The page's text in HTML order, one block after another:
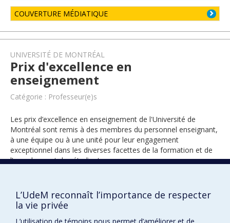
COUVERTURE MÉDIATIQUE
UNIVERSITÉ DE MONTRÉAL
Prix d'excellence en
enseignement
Catégorie : Professeur(e)s
Les prix d’excellence en enseignement de l'Université de
Montréal sont remis à des membres du personnel enseignant,
à une équipe ou à une unité pour leur engagement
exceptionnel dans les diverses facettes de la formation et de
l’encadrement des étudiants.
2007
L’UdeM reconnaît l’importance de respecter
la vie privée
L’utilisation de témoins nous permet d’améliorer et de